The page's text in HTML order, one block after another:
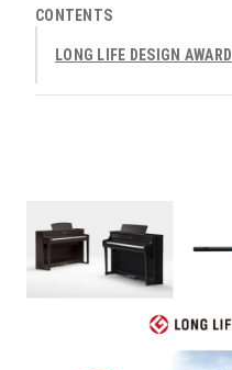
CONTENTS
LONG LIFE DESIGN AWARD